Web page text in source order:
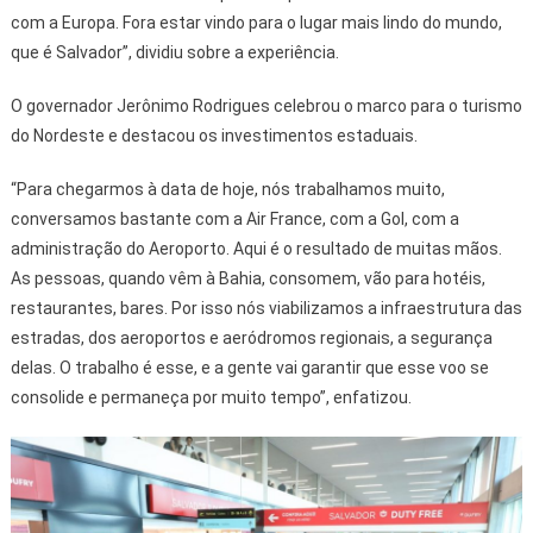
com a Europa. Fora estar vindo para o lugar mais lindo do mundo,
que é Salvador”, dividiu sobre a experiência.
O governador Jerônimo Rodrigues celebrou o marco para o turismo
do Nordeste e destacou os investimentos estaduais.
“Para chegarmos à data de hoje, nós trabalhamos muito,
conversamos bastante com a Air France, com a Gol, com a
administração do Aeroporto. Aqui é o resultado de muitas mãos.
As pessoas, quando vêm à Bahia, consomem, vão para hotéis,
restaurantes, bares. Por isso nós viabilizamos a infraestrutura das
estradas, dos aeroportos e aeródromos regionais, a segurança
delas. O trabalho é esse, e a gente vai garantir que esse voo se
consolide e permaneça por muito tempo”, enfatizou.